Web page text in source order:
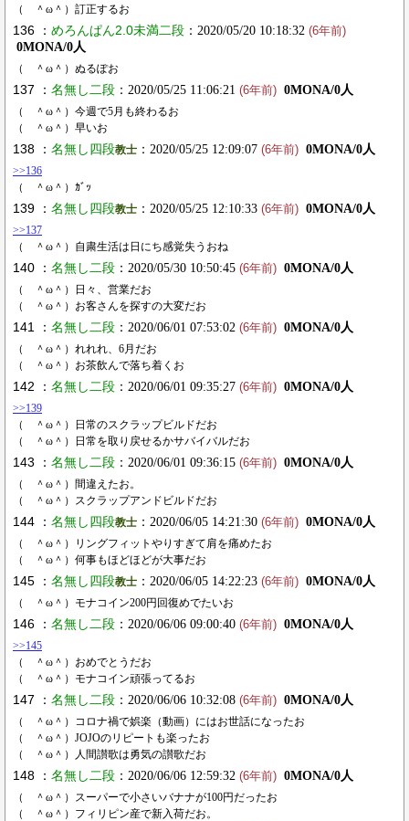
（ ＾ω＾）訂正するお
136 ： めろんぱん2.0未満二段 ：2020/05/20 10:18:32 (6年前)
0MONA/0人
（ ＾ω＾）ぬるぽお
137 ： 名無し二段 ：2020/05/25 11:06:21 (6年前) 0MONA/0人
（ ＾ω＾）今週で5月も終わるお
（ ＾ω＾）早いお
138 ： 名無し四段教士 ：2020/05/25 12:09:07 (6年前) 0MONA/0人
>>136
（ ＾ω＾）ｶﾞｯ
139 ： 名無し四段教士 ：2020/05/25 12:10:33 (6年前) 0MONA/0人
>>137
（ ＾ω＾）自粛生活は日にち感覚失うおね
140 ： 名無し二段 ：2020/05/30 10:50:45 (6年前) 0MONA/0人
（ ＾ω＾）日々、営業だお
（ ＾ω＾）お客さんを探すの大変だお
141 ： 名無し二段 ：2020/06/01 07:53:02 (6年前) 0MONA/0人
（ ＾ω＾）れれれ、6月だお
（ ＾ω＾）お茶飲んで落ち着くお
142 ： 名無し二段 ：2020/06/01 09:35:27 (6年前) 0MONA/0人
>>139
（ ＾ω＾）日常のスクラップビルドだお
（ ＾ω＾）日常を取り戻せるかサバイバルだお
143 ： 名無し二段 ：2020/06/01 09:36:15 (6年前) 0MONA/0人
（ ＾ω＾）間違えたお。
（ ＾ω＾）スクラップアンドビルドだお
144 ： 名無し四段教士 ：2020/06/05 14:21:30 (6年前) 0MONA/0人
（ ＾ω＾）リングフィットやりすぎて肩を痛めたお
（ ＾ω＾）何事もほどほどが大事だお
145 ： 名無し四段教士 ：2020/06/05 14:22:23 (6年前) 0MONA/0人
（ ＾ω＾）モナコイン200円回復めでたいお
146 ： 名無し二段 ：2020/06/06 09:00:40 (6年前) 0MONA/0人
>>145
（ ＾ω＾）おめでとうだお
（ ＾ω＾）モナコイン頑張ってるお
147 ： 名無し二段 ：2020/06/06 10:32:08 (6年前) 0MONA/0人
（ ＾ω＾）コロナ禍で娯楽（動画）にはお世話になったお
（ ＾ω＾）JOJOのリピートも楽ったお
（ ＾ω＾）人間讃歌は勇気の讃歌だお
148 ： 名無し二段 ：2020/06/06 12:59:32 (6年前) 0MONA/0人
（ ＾ω＾）スーパーで小さいバナナが100円だったお
（ ＾ω＾）フィリピン産で新入荷だお。